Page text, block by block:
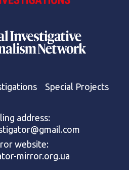
Special Projects
address:
website:
mirror.org.ua